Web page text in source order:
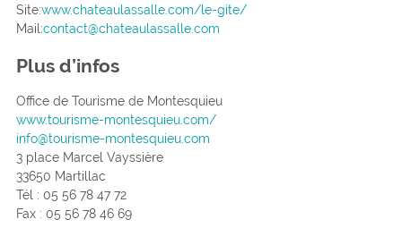
Site:www.chateaulassalle.com/le-gite/
Mail:contact@chateaulassalle.com
Plus d’infos
Office de Tourisme de Montesquieu
www.tourisme-montesquieu.com/
info@tourisme-montesquieu.com
3 place Marcel Vayssière
33650 Martillac
Tél : 05 56 78 47 72
Fax : 05 56 78 46 69